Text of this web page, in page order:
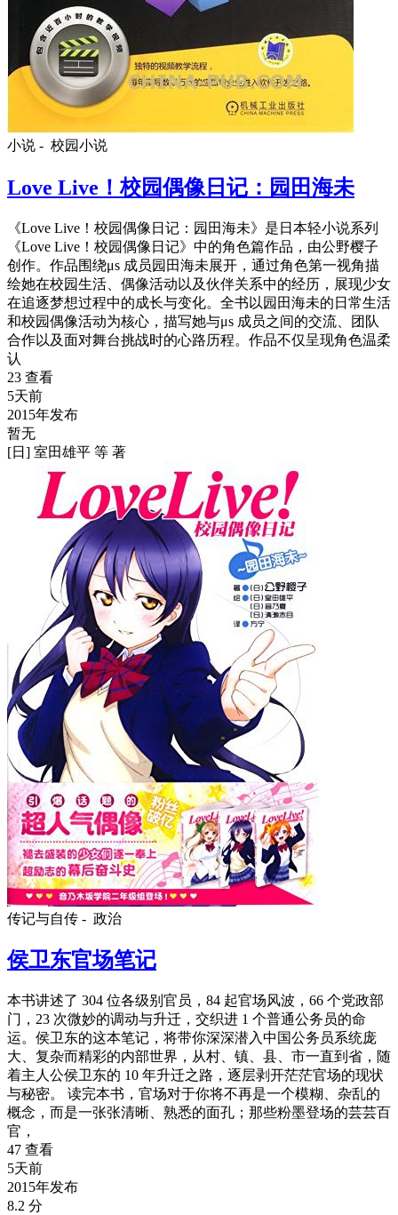
小说 - 校园小说
Love Live！校园偶像日记：园田海未
《Love Live！校园偶像日记：园田海未》是日本轻小说系列
《Love Live！校园偶像日记》中的角色篇作品，由公野樱子
创作。作品围绕μs 成员园田海未展开，通过角色第一视角描
绘她在校园生活、偶像活动以及伙伴关系中的经历，展现少女
在追逐梦想过程中的成长与变化。全书以园田海未的日常生活
和校园偶像活动为核心，描写她与μs 成员之间的交流、团队
合作以及面对舞台挑战时的心路历程。作品不仅呈现角色温柔
认
23 查看
5天前
2015年发布
暂无
[日] 室田雄平 等 著
传记与自传 - 政治
侯卫东官场笔记
本书讲述了 304 位各级别官员，84 起官场风波，66 个党政部
门，23 次微妙的调动与升迁，交织进 1 个普通公务员的命
运。侯卫东的这本笔记，将带你深深潜入中国公务员系统庞
大、复杂而精彩的内部世界，从村、镇、县、市一直到省，随
着主人公侯卫东的 10 年升迁之路，逐层剥开茫茫官场的现状
与秘密。 读完本书，官场对于你将不再是一个模糊、杂乱的
概念，而是一张张清晰、熟悉的面孔；那些粉墨登场的芸芸百
官，
47 查看
5天前
2015年发布
8.2 分